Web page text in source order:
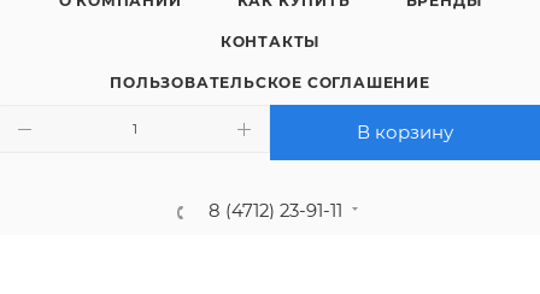
В корзину
КОНТАКТЫ
ПОЛЬЗОВАТЕЛЬСКОЕ СОГЛАШЕНИЕ
ПОЛИТИКА КОНФИДЕНЦИАЛЬНОСТИ
8 (4712) 23-91-11